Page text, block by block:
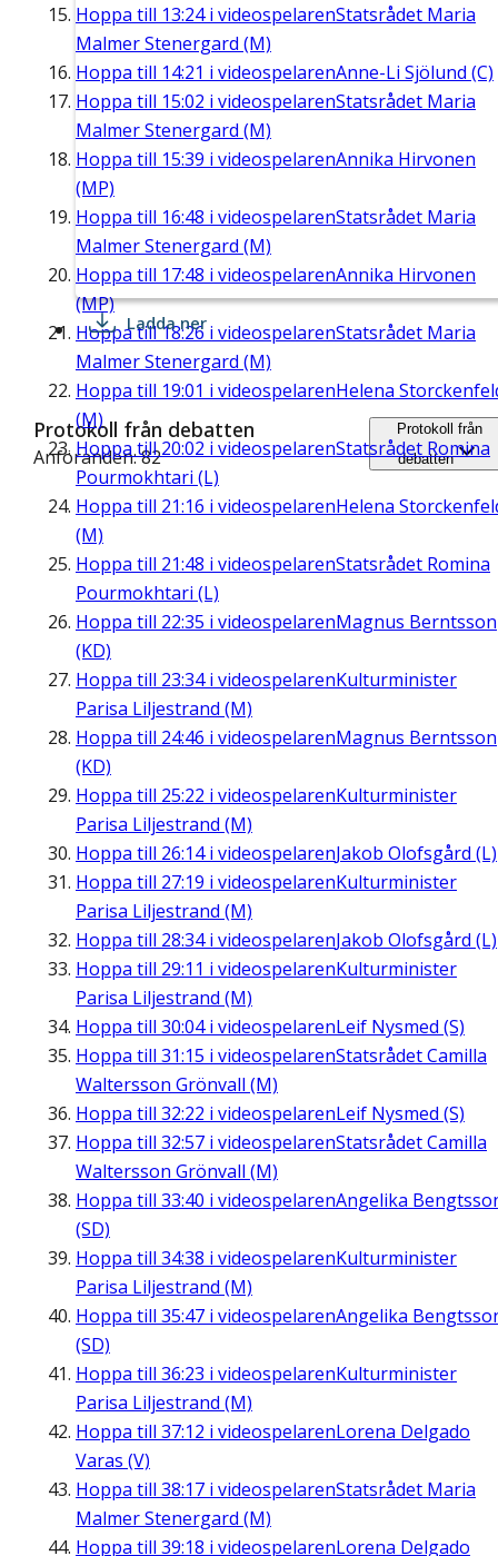
Hoppa till 13:24i videospelarenStatsrådet Maria
Malmer Stenergard (M)
Hoppa till 14:21 i videospelarenAnne-Li Sjölund (C)
Hoppa till 15:02 i videospelarenStatsrådet Maria
Malmer Stenergard (M)
Hoppa till 15:39 i videospelarenAnnika Hirvonen
(MP)
Hoppa till 16:48 i videospelarenStatsrådet Maria
Malmer Stenergard (M)
Hoppa till 17:48 i videospelarenAnnika Hirvonen
(MP)
Hoppa till18:26 i videospelarenStatsrådet Maria
Malmer Stenergard (M)
Hoppa till 19:01 i videospelarenHelena
(M)
Hoppa till20:02 i videospelarenStatsrådet Romina
Pourmokhtari (L)
Hoppa till 21:16 i videospelarenHelena
(M)
Hoppa till 21:48 i videospelarenStatsrådet Romina
Pourmokhtari (L)
Hoppa till 22:35 i videospelarenMagnus Berntsson
(KD)
Hoppa till 23:34i videospelarenKulturminister
Parisa Liljestrand (M)
Hoppa till 24:46 i videospelarenMagnus Berntsson
(KD)
Hoppa till 25:22 i videospelarenKulturminister
Parisa Liljestrand (M)
Hoppa till 26:14i videospelarenJakob Olofsgård (L)
Hoppa till 27:19 i videospelarenKulturminister
Parisa Liljestrand (M)
Hoppa till 28:34i videospelarenJakob Olofsgård (L)
Hoppa till 29:11 i videospelarenKulturminister
Parisa Liljestrand (M)
Hoppa till 30:04i videospelarenLeif Nysmed (S)
Hoppa till 31:15 i videospelarenStatsrådet Camilla
Waltersson Grönvall (M)
Hoppa till 32:22 i videospelarenLeif Nysmed (S)
Hoppa till 32:57 i videospelarenStatsrådet Camilla
Waltersson Grönvall (M)
Hoppa till 33:40 i videospelarenAngelika
(SD)
Hoppa till 34:38 i videospelarenKulturminister
Parisa Liljestrand (M)
Hoppa till 35:47 i videospelarenAngelika
(SD)
Hoppa till 36:23 i videospelarenKulturminister
Parisa Liljestrand (M)
Hoppa till 37:12 i videospelarenLorena Delgado
Varas (V)
Hoppa till 38:17 i videospelarenStatsrådet Maria
Malmer Stenergard (M)
Hoppa till 39:18 i videospelarenLorena Delgado
Ladda ner
Protokoll från debatten
Anföranden: 82
Protokoll från
debatten